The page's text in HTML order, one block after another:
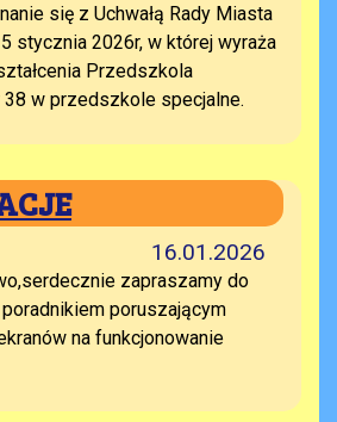
się z Uchwałą Rady Miasta
stycznia 2026r, w której wyraża
Przedszkola
38 w przedszkole specjalne.
16.01.2026
zapraszamy do
poruszającym
na funkcjonowanie